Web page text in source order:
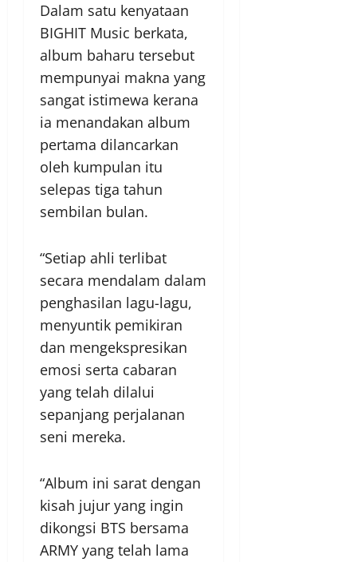
Dalam satu kenyataan
BIGHIT Music berkata,
album baharu tersebut
mempunyai makna yang
sangat istimewa kerana
ia menandakan album
pertama dilancarkan
oleh kumpulan itu
selepas tiga tahun
sembilan bulan.
“Setiap ahli terlibat
secara mendalam dalam
penghasilan lagu-lagu,
menyuntik pemikiran
dan mengekspresikan
emosi serta cabaran
yang telah dilalui
sepanjang perjalanan
seni mereka.
“Album ini sarat dengan
kisah jujur yang ingin
dikongsi BTS bersama
ARMY yang telah lama